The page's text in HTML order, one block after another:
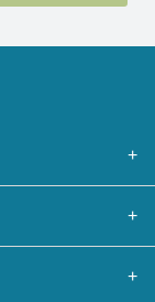
+
+
+